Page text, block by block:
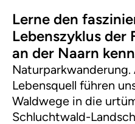
Lerne den
Lebenszyklus der
an der Naarn
Lebensquell führen
Waldwege in die
Schluchtwald-